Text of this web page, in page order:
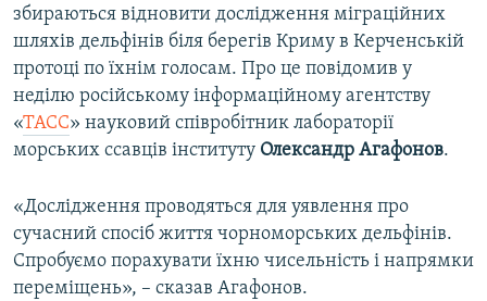
Усі сайти RFE/RL
збираються відновити дослідження міграційних
шляхів дельфінів біля берегів Криму в Керченській
протоці по їхнім голосам. Про це повідомив у
неділю російському інформаційному агентству
«ТАСС» науковий співробітник лабораторії
морських ссавців інституту Олександр Агафонов.
«Дослідження проводяться для уявлення про
сучасний спосіб життя чорноморських дельфінів.
Спробуємо порахувати їхню чисельність і напрямки
переміщень», – сказав Агафонов.